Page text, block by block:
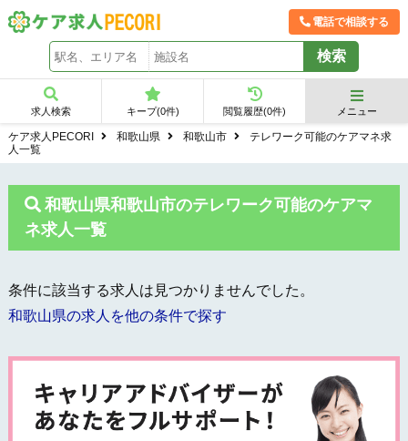
電話で相談する
求人検索 キープ(0件) 閲覧履歴(0件) メニュー
ケア求人PECORI 和歌山県 和歌山市
テレワーク可能のケアマネ求
人一覧
和歌山県和歌山市のテレワーク可能のケアマ
ネ求人一覧
条件に該当する求人は見つかりませんでした。
和歌山県の求人を他の条件で探す